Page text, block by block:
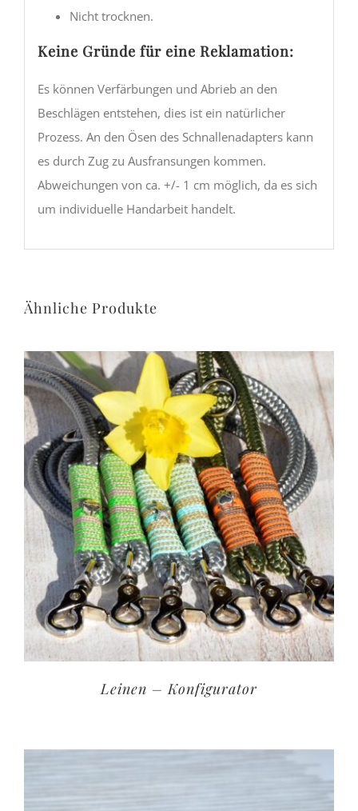
Nicht trocknen.
Keine Gründe für eine Reklamation:
Es können Verfärbungen und Abrieb an den
Beschlägen entstehen, dies ist ein natürlicher
Prozess. An den Ösen des Schnallenadapters kann
es durch Zug zu Ausfransungen kommen.
Abweichungen von ca. +/- 1 cm möglich, da es sich
um individuelle Handarbeit handelt.
Ähnliche Produkte
Leinen – Konfigurator